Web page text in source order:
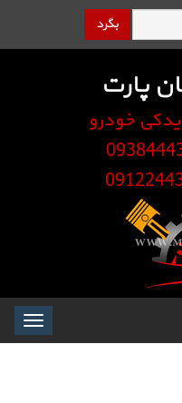
بگرد
پارت
یدکی خودرو
Toggle